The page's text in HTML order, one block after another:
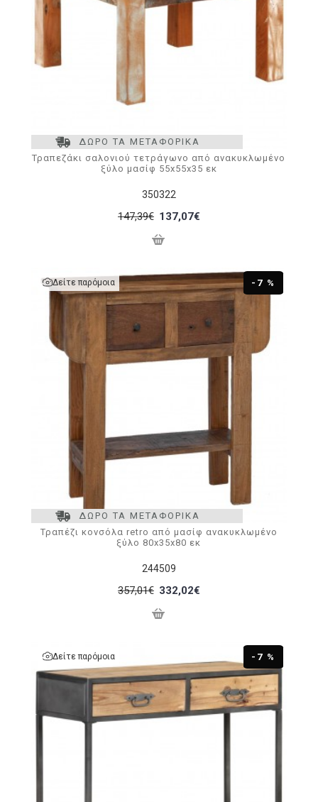
ΔΩΡΟ ΤΑ ΜΕΤΑΦΟΡΙΚΑ
350322
Τραπεζάκι σαλονιού τετράγωνο από ανακυκλωμένο
ξύλο μασίφ 55x55x35 εκ
147,39€ 137,07€
ΔΩΡΟ ΤΑ ΜΕΤΑΦΟΡΙΚΑ
-7 %
Δείτε παρόμοια
244509
Τραπέζι κονσόλα retro από μασίφ ανακυκλωμένο
ξύλο 80x35x80 εκ
357,01€ 332,02€
-7 %
Δείτε παρόμοια